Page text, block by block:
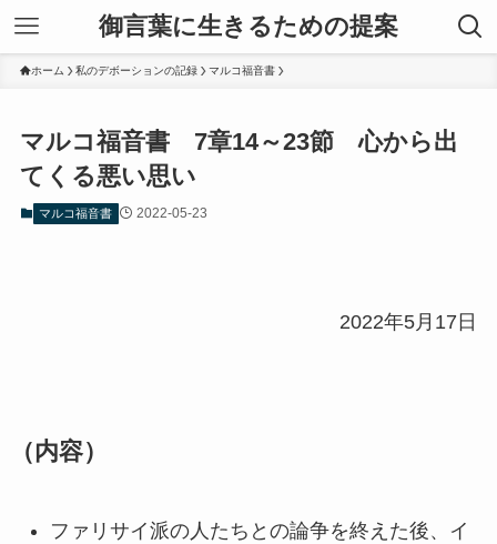
御言葉に生きるための提案
ホーム 私のデボーションの記録 マルコ福音書
マルコ福音書 7章14～23節 心から出
てくる悪い思い
マルコ福音書 2022-05-23
2022年5月17日
（内容）
ファリサイ派の人たちとの論争を終えた後、イ